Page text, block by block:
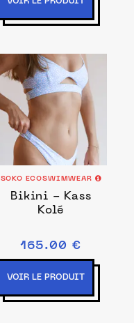
SOKO ECOSWIMWEAR
Bikini - Kass
Kolé
165.00 €
VOIR LE PRODUIT